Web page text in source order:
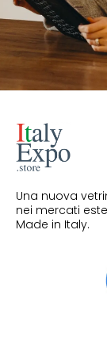
Una nuova
nei mercati
Made in Italy.